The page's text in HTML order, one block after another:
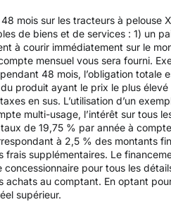
mois sur les tracteurs à
de biens et de services : 1) un
à courir immédiatement sur le
mensuel vous sera fourni.
48 mois, l’obligation
produit ayant le prix le plus
en sus. L’utilisation d’un
multi-usage, l’intérêt sur tous
de 19,75 % par année à
à 2,5 % des montants
supplémentaires. Le
pour tous les
au comptant. En optant
supérieur.